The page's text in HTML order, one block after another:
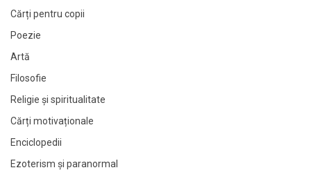
Cărți pentru copii
Poezie
Artă
Filosofie
Religie și spiritualitate
Cărți motivaționale
Enciclopedii
Ezoterism și paranormal